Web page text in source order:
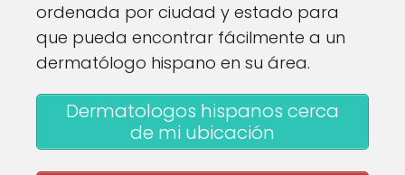
ordenada por ciudad y estado para
que pueda encontrar fácilmente a un
dermatólogo hispano en su área.
Dermatologos hispanos cerca
de mi ubicación